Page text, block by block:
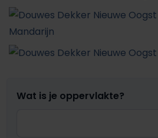
Wat is je oppervlakte?